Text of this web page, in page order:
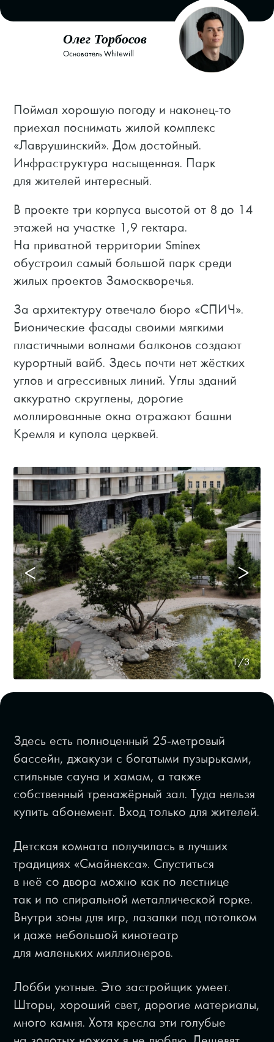
Олег Торбосов
Основатель Whitewill
Поймал хорошую погоду и наконец-то
приехал поснимать жилой комплекс
«Лаврушинский». Дом достойный.
Инфраструктура насыщенная. Парк
для жителей интересный.
В проекте три корпуса высотой от 8 до 14
этажей на участке 1,9 гектара.
На приватной территории Sminex
обустроил самый большой парк среди
жилых проектов Замоскворечья.
За архитектуру отвечало бюро «СПИЧ».
Бионические фасады своими мягкими
пластичными волнами балконов создают
курортный вайб. Здесь почти нет жёстких
углов и агрессивных линий. Углы зданий
аккуратно скруглены, дорогие
моллированные окна отражают башни
Кремля и купола церквей.
1/3
Здесь есть полноценный 25-метровый
бассейн, джакузи с богатыми пузырьками,
стильные сауна и хамам, а также
собственный тренажёрный зал. Туда нельзя
купить абонемент. Вход только для жителей.
Детская комната получилась в лучших
традициях «Смайнекса». Спуститься
в неё со двора можно как по лестнице
так и по спиральной металлической горке.
Внутри зоны для игр, лазалки под потолком
и даже небольшой кинотеатр
для маленьких миллионеров.
Лобби уютные. Это застройщик умеет.
Шторы, хороший свет, дорогие материалы,
много камня. Хотя кресла эти голубые